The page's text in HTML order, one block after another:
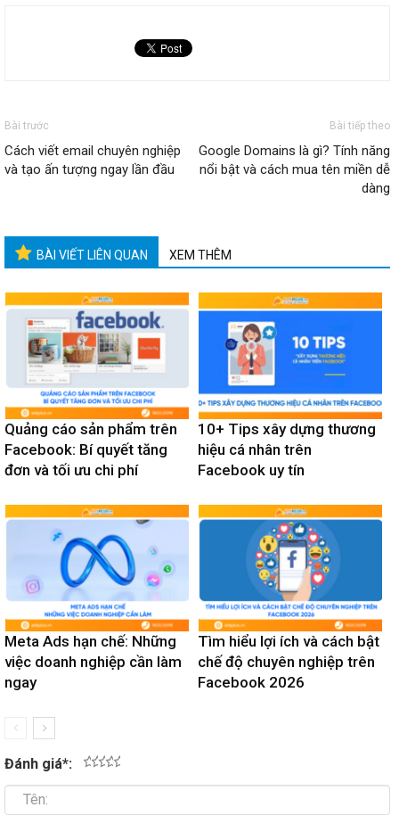
Bài trước
Cách viết email chuyên nghiệp
và tạo ấn tượng ngay lần đầu
Bài tiếp theo
Google Domains​ là gì? Tính năng
nổi bật và cách mua tên miền dễ
dàng
BÀI VIẾT LIÊN QUAN XEM THÊM
Quảng cáo sản phẩm trên
Facebook: Bí quyết tăng
đơn và tối ưu chi phí
10+ Tips xây dựng thương
hiệu cá nhân trên
Facebook uy tín
Meta Ads hạn chế: Những
việc doanh nghiệp cần làm
ngay
Tìm hiểu lợi ích và cách bật
chế độ chuyên nghiệp trên
Facebook 2026
Đánh giá*: